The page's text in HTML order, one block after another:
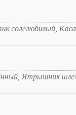
солелюбивый,
Ятрышник